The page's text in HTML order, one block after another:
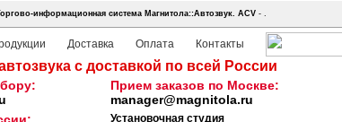
информационная система Магнитола::Автозвук. ACV - .
Доставка Оплата Контакты
с доставкой по всей России
Прием заказов по Москве:
manager@magnitola.ru
Установочная студия